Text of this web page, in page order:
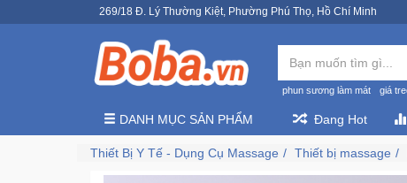
269/18 Đ. Lý Thường Kiệt, Phường Phú Thọ, Hồ Chí Minh
phun sương làm mát giá
DANH MỤC SẢN PHẨM Đang Hot
Thiết Bị Y Tế - Dụng Cụ Massage Thiết bị massage